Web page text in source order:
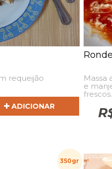
requeijão
ADICIONAR
Massa
e
frescos.
350gr